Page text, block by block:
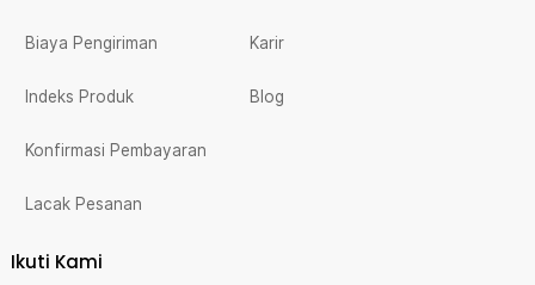
Biaya Pengiriman
Indeks Produk
Konfirmasi Pembayaran
Lacak Pesanan
Karir
Blog
Ikuti Kami